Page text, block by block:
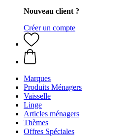
Nouveau client ?
Créer un compte
Marques
Produits Ménagers
Vaisselle
Linge
Articles ménagers
Thèmes
Offres Spéciales